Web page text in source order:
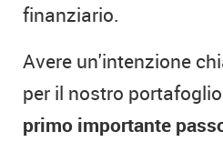
finanziario.
Avere un'intenzione
per il nostro portafoglio
primo importante